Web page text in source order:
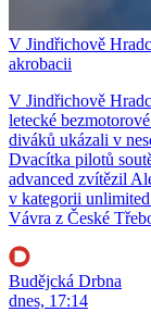
V Jindřichově
akrobacii
V Jindřichově
letecké
diváků ukázali v
Dvacítka pilotů
advanced zvítězil
v kategorii
Vávra z České
Budějcká Drbna
dnes, 17:14